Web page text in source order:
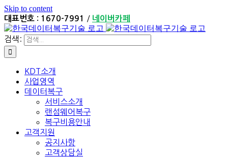
Skip to content
대표번호 : 1670-7991 / 네이버카페
검색:
KDT소개
사업영역
데이터복구
서비스소개
랜섬웨어복구
복구비용안내
고객지원
공지사항
고객상담실